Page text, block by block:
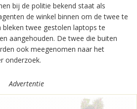
bij de politie bekend staat als
de winkel binnen om de twee te
twee gestolen laptops te
aangehouden. De twee die buiten
ook meegenomen naar het
onderzoek.
Advertentie